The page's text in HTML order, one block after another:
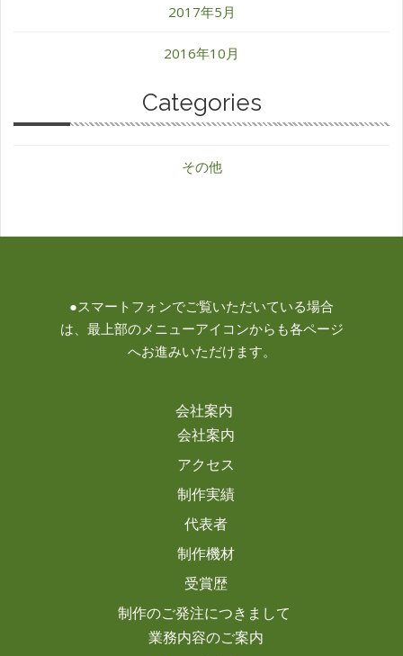
2017年5月
2016年10月
Categories
その他
●スマートフォンでご覧いただいている場合
は、最上部のメニューアイコンからも各ページ
へお進みいただけます。
会社案内
会社案内
アクセス
制作実績
代表者
制作機材
受賞歴
制作のご発注につきまして
業務内容のご案内